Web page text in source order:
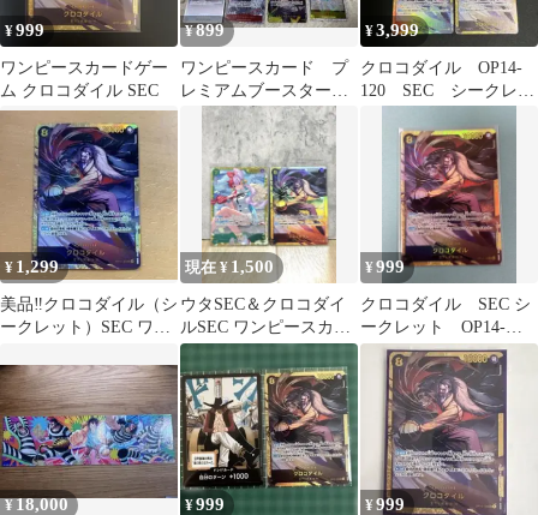
¥999
ワンピースカードゲー
ム クロコダイル SEC
¥899
ワンピースカード プ
レミアムブースター
トラファルガー・ロ
ー クロコダイル
¥3,999
クロコダイル OP14-
120 SEC シークレッ
¥ 1,299
美品‼️クロコダイル（シ
ークレット）SEC ワン
現在 ¥ 1,500
ウタSEC＆クロコダイ
ルSEC ワンピースカー
ド ２枚セット
¥999
クロコダイル SEC シ
ークレット OP14-
120：ワンピースカード
ゲーム
¥18,000 ¥999 ¥999